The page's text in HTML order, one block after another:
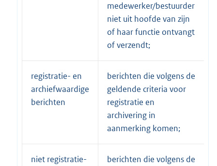
medewerker/bestuurder
niet uit hoofde van zijn
of haar functie ontvangt
of verzendt;
registratie- en
archiefwaardige
berichten
berichten die volgens de
geldende criteria voor
registratie en
archivering in
aanmerking komen;
niet registratie- berichten die volgens de